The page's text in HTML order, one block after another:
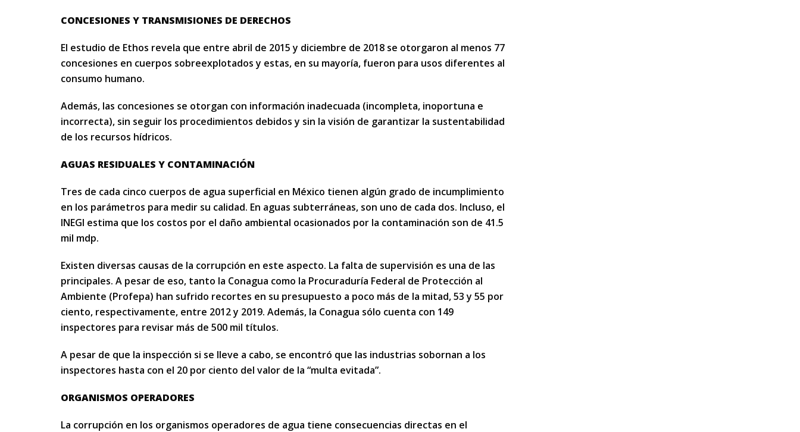
CONCESIONES Y TRANSMISIONES DE DERECHOS
El estudio de Ethos revela que entre abril de 2015 y diciembre de 2018 se otorgaron al menos 77
concesiones en cuerpos sobreexplotados y estas, en su mayoría, fueron para usos diferentes al
consumo humano.
Además, las concesiones se otorgan con información inadecuada (incompleta, inoportuna e
incorrecta), sin seguir los procedimientos debidos y sin la visión de garantizar la sustentabilidad
de los recursos hídricos.
AGUAS RESIDUALES Y CONTAMINACIÓN
Tres de cada cinco cuerpos de agua superficial en México tienen algún grado de incumplimiento
en los parámetros para medir su calidad. En aguas subterráneas, son uno de cada dos. Incluso, el
INEGI estima que los costos por el daño ambiental ocasionados por la contaminación son de 41.5
mil mdp.
Existen diversas causas de la corrupción en este aspecto. La falta de supervisión es una de las
principales. A pesar de eso, tanto la Conagua como la Procuraduría Federal de Protección al
Ambiente (Profepa) han sufrido recortes en su presupuesto a poco más de la mitad, 53 y 55 por
ciento, respectivamente, entre 2012 y 2019. Además, la Conagua sólo cuenta con 149
inspectores para revisar más de 500 mil títulos.
A pesar de que la inspección si se lleve a cabo, se encontró que las industrias sobornan a los
inspectores hasta con el 20 por ciento del valor de la “multa evitada”.
ORGANISMOS OPERADORES
La corrupción en los organismos operadores de agua tiene consecuencias directas en el